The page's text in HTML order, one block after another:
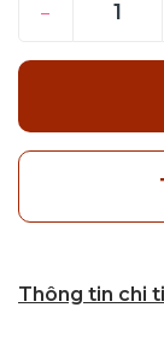
–
Thông tin chi